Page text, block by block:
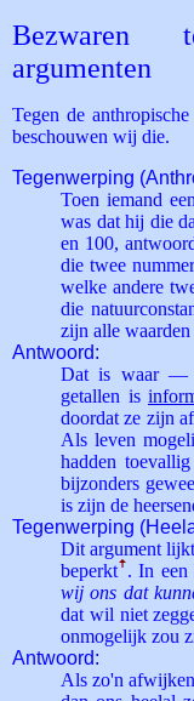
Bezwaren tegen de anthropische
argumenten
Tegen de
beschouwen wij die.
Tegenwerping
Toen iemand
was dat hij die
en 100,
die twee
welke andere
die
zijn alle waarden
Antwoord:
Dat is waar —
getallen is
doordat ze zijn
Als leven
hadden
bijzonders
is zijn de
Tegenwerping
Dit argument
beperktꜛ . In een
wij ons dat
dat wil niet
onmogelijk zou
Antwoord:
Als zo'n